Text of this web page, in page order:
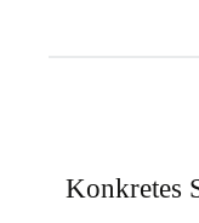
Konkretes